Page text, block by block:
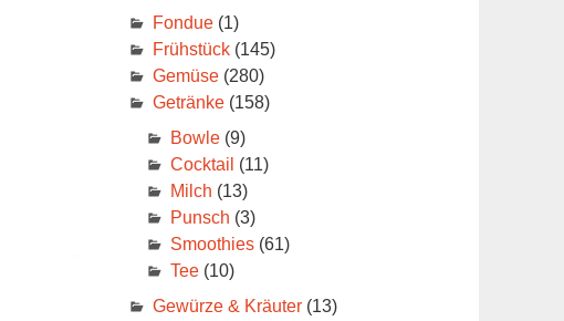
Fondue(1)
Frühstück(145)
Gemüse(280)
Getränke(158)
Bowle(9)
Cocktail (11)
Milch (13)
Punsch (3)
Smoothies(61)
Tee(10)
Gewürze & Kräuter(13)